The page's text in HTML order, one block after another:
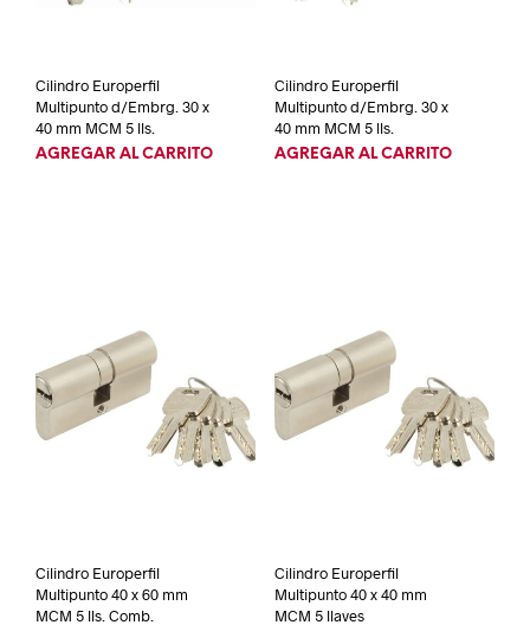
Cilindro Europerfil
Multipunto d/Embrg. 30 x
40 mm MCM 5 lls.
AGREGAR AL CARRITO
Cilindro Europerfil
Multipunto d/Embrg. 30 x
40 mm MCM 5 lls.
AGREGAR AL CARRITO
Cilindro Europerfil
Multipunto 40 x 60 mm
MCM 5 lls. Comb.
Cilindro Europerfil
Multipunto 40 x 40 mm
MCM 5 llaves